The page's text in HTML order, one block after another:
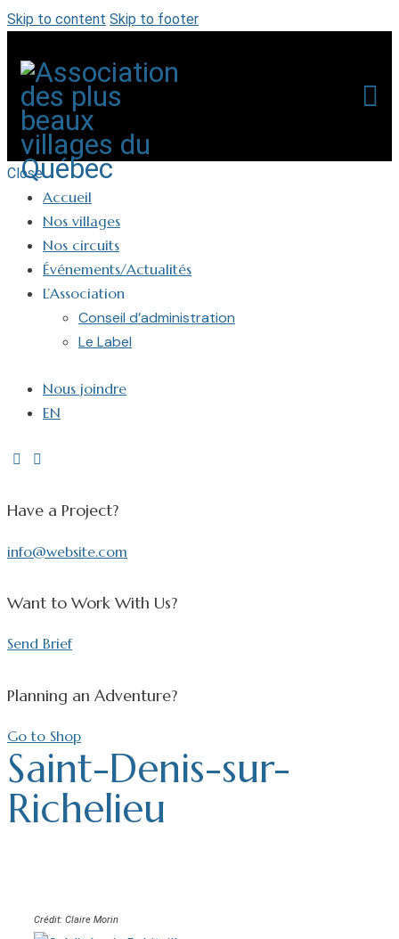
Skip to content Skip to footer
Close
Accueil
Nos villages
Nos circuits
Événements/Actualités
L’Association
Conseil d’administration
Le Label
Nous joindre
EN
Have a Project?
info@website.com
Want to Work With Us?
Send Brief
Planning an Adventure?
Go to Shop
Saint-Denis-sur-
Richelieu
Crédit: Claire Morin